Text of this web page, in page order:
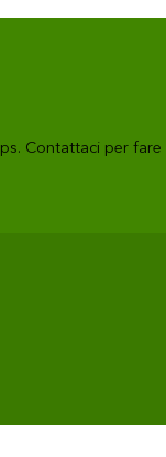
Contattaci per fare